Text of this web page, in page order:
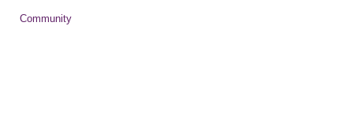
Community